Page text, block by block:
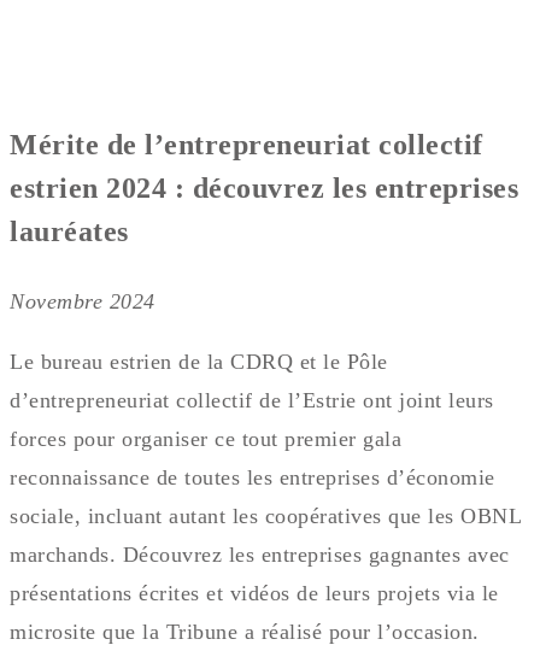
Mérite de l’entrepreneuriat collectif
estrien 2024 : découvrez les entreprises
lauréates
Novembre 2024
Le bureau estrien de la CDRQ et le Pôle
d’entrepreneuriat collectif de l’Estrie ont joint leurs
forces pour organiser ce tout premier gala
reconnaissance de toutes les entreprises d’économie
sociale, incluant autant les coopératives que les OBNL
marchands. Découvrez les entreprises gagnantes avec
présentations écrites et vidéos de leurs projets via le
microsite que la Tribune a réalisé pour l’occasion.